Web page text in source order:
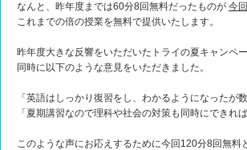
なんと、昨年度までは60分8回無料だったものが 今
これまでの倍の授業を無料で提供いたします。
昨年度大きな反響をいただいたトライの夏キャンペー
同時に以下のような意見をいただきました。
「英語はしっかり復習をし、わかるようになったが
「夏期講習なので理科や社会の対策も同時にできれば
このような声にお応えするために今回120分8回無